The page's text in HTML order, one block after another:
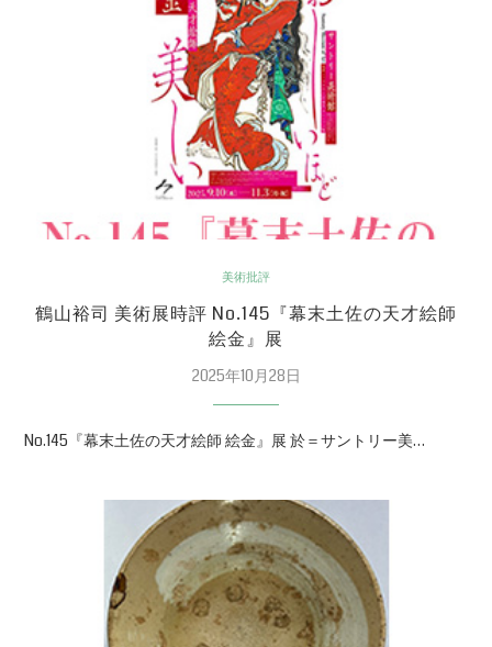
美術批評
鶴山裕司 美術展時評 No.145『幕末土佐の天才絵師
絵金』展
2025年10月28日
No.145『幕末土佐の天才絵師 絵金』展 於＝サントリー美…